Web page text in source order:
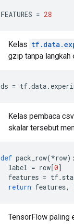
FEATURES = 28
Kelas
gzip tanpa langkah
ds = tf.data.
Kelas pembaca
skalar tersebut
def pack_row(*row):
label = row[0]
features = tf.
return features,
TensorFlow paling